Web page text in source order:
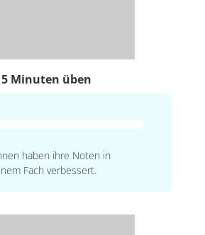
5 Minuten üben
haben ihre Noten in
Fach verbessert.